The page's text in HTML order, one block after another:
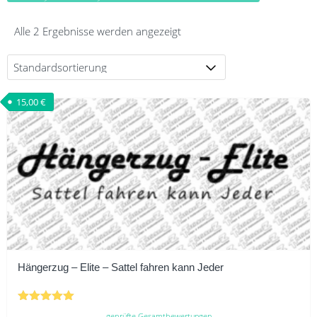
Alle 2 Ergebnisse werden angezeigt
Hängerzug – Elite – Sattel fahren kann Jeder
15,00€